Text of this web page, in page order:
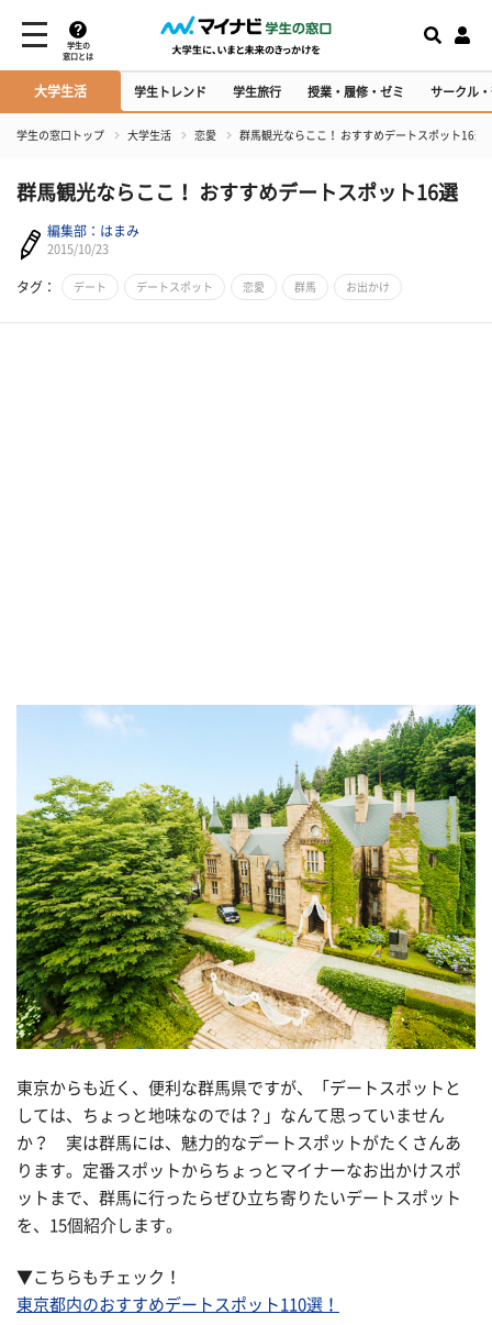
学生の
窓口とは
大学生活 学生トレンド 学生旅行 授業・履修・ゼミ サークル
学生の窓口トップ 大学生活 恋愛 群馬観光ならここ！ おすすめデートスポット16選
群馬観光ならここ！ おすすめデートスポット16選
編集部：はまみ
2015/10/23
タグ： デート デートスポット 恋愛 群馬 お出かけ
東京からも近く、便利な群馬県ですが、「デートスポットと
しては、ちょっと地味なのでは？」なんて思っていません
か？ 実は群馬には、魅力的なデートスポットがたくさんあ
ります。定番スポットからちょっとマイナーなお出かけスポ
ットまで、群馬に行ったらぜひ立ち寄りたいデートスポット
を、15個紹介します。
▼こちらもチェック！
東京都内のおすすめデートスポット110選！